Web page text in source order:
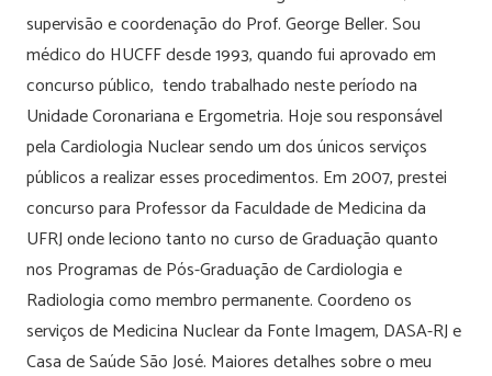
supervisão e coordenação do Prof. George Beller. Sou
médico do HUCFF desde 1993, quando fui aprovado em
concurso público, tendo trabalhado neste período na
Unidade Coronariana e Ergometria. Hoje sou responsável
pela Cardiologia Nuclear sendo um dos únicos serviços
públicos a realizar esses procedimentos. Em 2007, prestei
concurso para Professor da Faculdade de Medicina da
UFRJ onde leciono tanto no curso de Graduação quanto
nos Programas de Pós-Graduação de Cardiologia e
Radiologia como membro permanente. Coordeno os
serviços de Medicina Nuclear da Fonte Imagem, DASA-RJ e
Casa de Saúde São José. Maiores detalhes sobre o meu